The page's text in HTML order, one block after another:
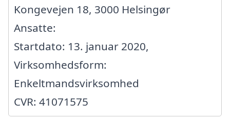
Kongevejen 18, 3000 Helsingør
Ansatte:
Startdato: 13. januar 2020,
Virksomhedsform:
Enkeltmandsvirksomhed
CVR: 41071575